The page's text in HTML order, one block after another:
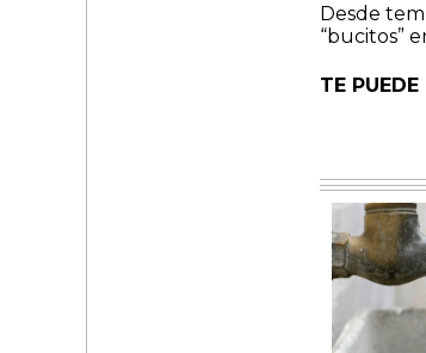
Desde
“bucitos”
TE PUEDE